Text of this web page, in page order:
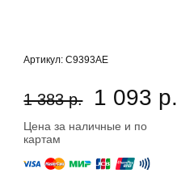
Артикул:C9393AE
1 383 р. 1 093 р.
Цена за наличные и по
картам